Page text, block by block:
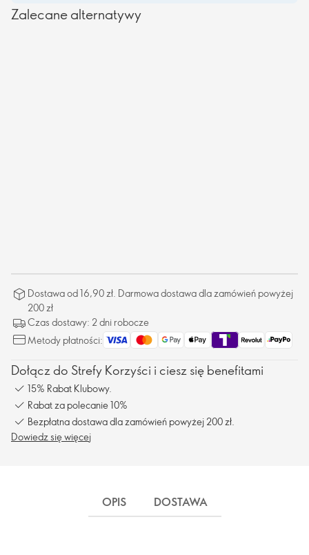
Zalecane alternatywy
Dostawa od 16,90 zł. Darmowa dostawa dla zamówień powyżej
200 zł
Czas dostawy: 2 dni robocze
Metody płatności:
Dołącz do Strefy Korzyści i ciesz się benefitami
15% Rabat Klubowy.
Rabat za polecanie 10%
Bezpłatna dostawa dla zamówień powyżej 200 zł.
Dowiedz się więcej
OPIS DOSTAWA